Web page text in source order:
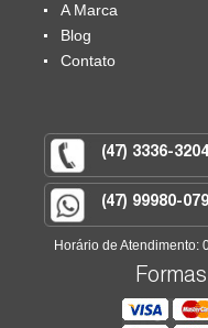
A Marca
Blog
Contato
(47) 3336-3204
(47) 99980-
Horário de Atendimento: